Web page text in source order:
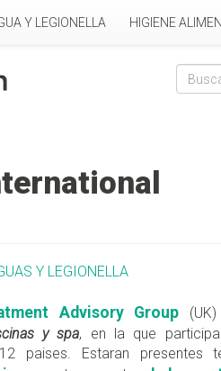
Y LEGIONELLA HIGIENE
Y LEGIONELLA
Advisory Group
y spa, en la que
paises. Estaran presentes